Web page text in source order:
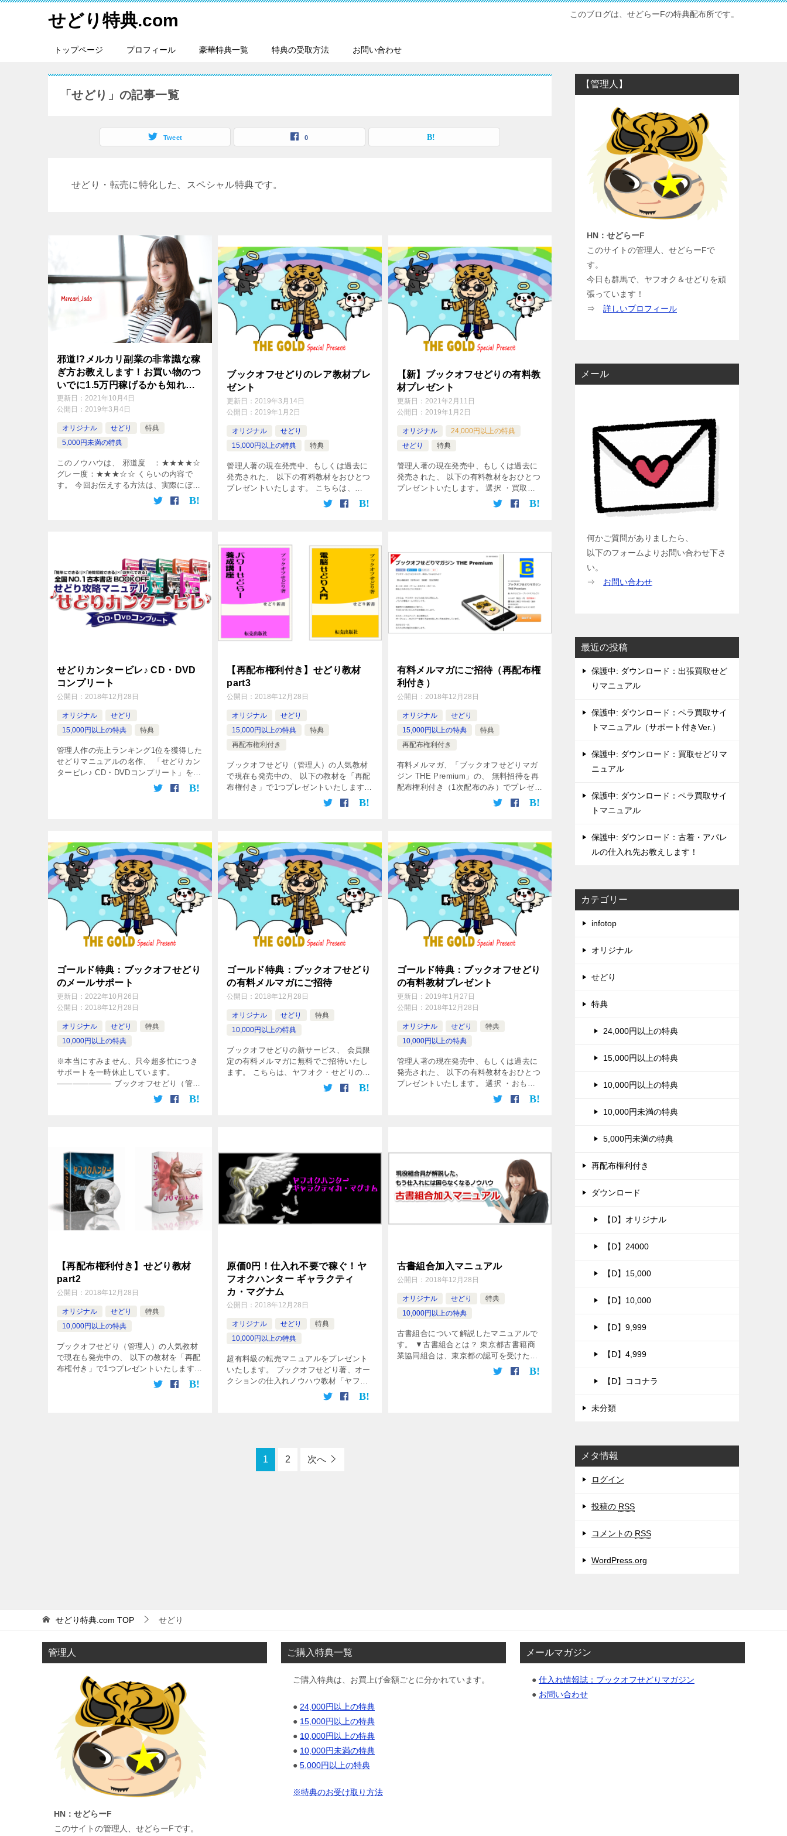
せどり特典.com このブログは、せどらーFの特典配布所です。
トップページ プロフィール 豪華特典一覧 特典の受取方法 お問い合わせ
「せどり」の記事一覧
Tweet 0
せどり・転売に特化した、スペシャル特典です。
邪道!?メルカリ副業の非常識な稼
ぎ方お教えします！お買い物のつ
いでに1.5万円稼げるかも知れな
い？メルカリ副業を大公開！
更新日： 2021年10月4日
公開日： 2019年3月4日
オリジナル せどり
特典
5,000円未満の特典
このノウハウは、 邪道度 ：★★★★☆
グレー度：★★★☆☆ くらいの内容で
す。 今回お伝えする方法は、実際にぼく
も使っている方法です。 非常に非常識な
方法ですので、可能でしたら、 実践しな
ブックオフせどりのレア教材プレ
ゼント
更新日： 2019年3月14日
公開日： 2019年1月2日
オリジナル
せどり
15,000円以上の特典
特典
管理人著の現在発売中、もしくは過去に
発売された、 以下の有料教材をおひとつ
プレゼントいたします。 こちらは、
infotop未発売で、 ごく限られた1部のル
ートからのみ入手可能な「激レア」教材
【新】ブックオフせどりの有料教
材プレゼント
更新日： 2021年2月11日
公開日： 2019年1月2日
オリジナル
24,000円以上の特典
せどり
特典
管理人著の現在発売中、もしくは過去に
発売された、 以下の有料教材をおひとつ
プレゼントいたします。 選択 ・買取せ
どりマニュアル（19,800円） ※販売休止
中 ・出張買取せどりマニュアル（16,800
せどりカンタービレ♪ CD・DVD
コンプリート
公開日： 2018年12月28日
オリジナル
せどり
15,000円以上の特典
特典
管理人作の売上ランキング1位を獲得した
せどりマニュアルの名作、 「せどりカン
タービレ♪ CD・DVDコンプリート」をプ
レゼントいたします！ ※ここに説明
【再配布権利付き】せどり教材
part3
公開日：2018年12月28日
オリジナル
せどり
15,000円以上の特典
特典
再配布権利付き
ブックオフせどり（管理人）の人気教材
で現在も発売中の、 以下の教材を「再配
布権付き」で1つプレゼントいたします。
パワーせどらー養成講座 「パワーせどら
ー養成講座」は、管理人書き下ろしのせ
有料メルマガにご招待（再配布権
利付き）
公開日： 2018年12月28日
オリジナル
せどり
15,000円以上の特典
特典
再配布権利付き
有料メルマガ、「ブックオフせどりマガ
ジン THE Premium」の、 無料招待を再
配布権利付き（1次配布のみ）でプレゼン
トいたします！ このメルマガは、管理人
が2012年より発行している、 有料会員専
ゴールド特典：ブックオフせどり
のメールサポート
更新日： 2022年10月26日
公開日： 2018年12月28日
オリジナル せどり
特典
10,000円以上の特典
※本当にすみません、只今超多忙につき
サポートを一時休止しています。
——————— ブックオフせどり（管理
人）が、ヤフオク＆せどりのサポ […]
ゴールド特典：ブックオフせどり
の有料メルマガにご招待
公開日：2018年12月28日
オリジナル せどり
特典
10,000円以上の特典
ブックオフせどりの新サービス、 会員限
定の有料メルマガに無料でご招待いたし
ます。 こちらは、ヤフオク・せどりの仕
入れに特化した、 ノウハウ情報メールマ
ガジンです。 まぐまぐよりの発行です。
ゴールド特典：ブックオフせどり
の有料教材プレゼント
更新日： 2019年1月27日
公開日： 2018年12月28日
オリジナル せどり
特典
10,000円以上の特典
管理人著の現在発売中、もしくは過去に
発売された、 以下の有料教材をおひとつ
プレゼントいたします。 選択 ・おもち
ゃせどりマニュアル（8,800円） ・新品
雑誌せどり＆新刊せどりマニュアル
【再配布権利付き】せどり教材
part2
公開日： 2018年12月28日
オリジナル せどり
特典
10,000円以上の特典
ブックオフせどり（管理人）の人気教材
で現在も発売中の、 以下の教材を「再配
布権付き」で1つプレゼントいたします。
ヤフオクハンター ウイニング・ザ・レイ
ンボー ブックオフせどり著、オークショ
原価0円！仕入れ不要で稼ぐ！ヤ
フオクハンター ギャラクティ
カ・マグナム
公開日： 2018年12月28日
オリジナル せどり
特典
10,000円以上の特典
超有料級の転売マニュアルをプレゼント
いたします。 ブックオフせどり著、オー
クションの仕入れノウハウ教材「ヤフオ
クハンターシリーズ」の最新作です。 タ
イトルの通り、【原価0円・仕入れ不要】
古書組合加入マニュアル
公開日： 2018年12月28日
オリジナル せどり
特典
10,000円以上の特典
古書組合について解説したマニュアルで
す。 ▼古書組合とは？ 東京都古書籍商
業協同組合は、東京都の認可を受けた古
書籍業者の協同組合です。 東京古書会館
のある神田支部をはじめとする７つの支
1 2 次へ
【管理人】
HN：せどらーF
このサイトの管理人、せどらーFで
す。
今日も群馬で、ヤフオク＆せどりを頑
張っています！
⇒ 詳しいプロフィール
メール
何かご質問がありましたら、
以下のフォームよりお問い合わせ下さ
い。
⇒ お問い合わせ
最近の投稿
保護中: ダウンロード：出張買取せど
りマニュアル
保護中: ダウンロード：ペラ買取サイ
トマニュアル（サポート付きVer.）
保護中: ダウンロード：買取せどりマ
ニュアル
保護中: ダウンロード：ペラ買取サイ
トマニュアル
保護中: ダウンロード：古着・アパレ
ルの仕入れ先お教えします！
カテゴリー
infotop
オリジナル
せどり
特典
24,000円以上の特典
15,000円以上の特典
10,000円以上の特典
10,000円未満の特典
5,000円未満の特典
再配布権利付き
ダウンロード
【D】オリジナル
【D】24000
【D】15,000
【D】10,000
【D】9,999
【D】4,999
【D】ココナラ
未分類
メタ情報
ログイン
投稿の RSS
コメントの RSS
WordPress.org
せどり特典.com TOP せどり
管理人
HN：せどらーF
このサイトの管理人、せどらーFです。
ご購入特典一覧
ご購入特典は、お買上げ金額ごとに分かれています。
● 24,000円以上の特典
● 15,000円以上の特典
● 10,000円以上の特典
● 10,000円未満の特典
● 5,000円以上の特典
※特典のお受け取り方法
メールマガジン
● 仕入れ情報誌：ブックオフせどりマガジン
● お問い合わせ